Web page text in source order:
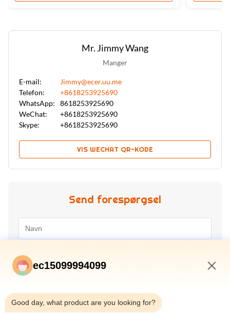
Mr. Jimmy Wang
Manger
E-mail:
Jimmy@ecer.uu.me
Telefon:
+8618253925690
WhatsApp:
8618253925690
WeChat:
+8618253925690
Skype:
+8618253925690
VIS WECHAT QR-KODE
Send forespørgsel
ec15099994099
Good day, what product are you looking for?